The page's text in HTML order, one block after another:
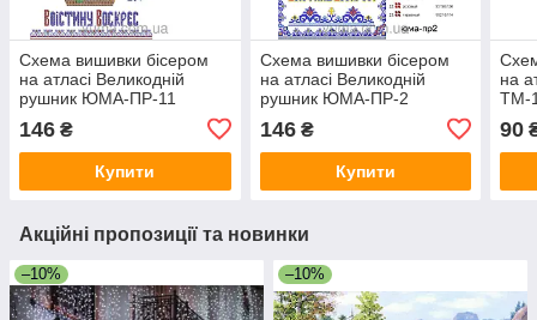
Схема вишивки бісером
на атласі Великодній
рушник ЮМА-ПР-11
146 ₴
Купити
Схема вишивки бісером
на атласі Великодній
рушник ЮМА-ПР-2
146₴
Купити
на
ТМ-
90
Акційні пропозиції та новинки
–10% –10%